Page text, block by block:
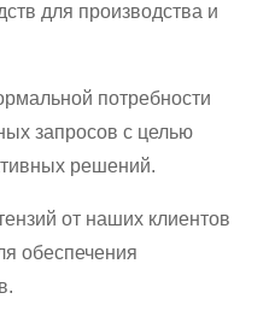
для производства и
потребности
запросов с целью
решений.
от наших клиентов
обеспечения